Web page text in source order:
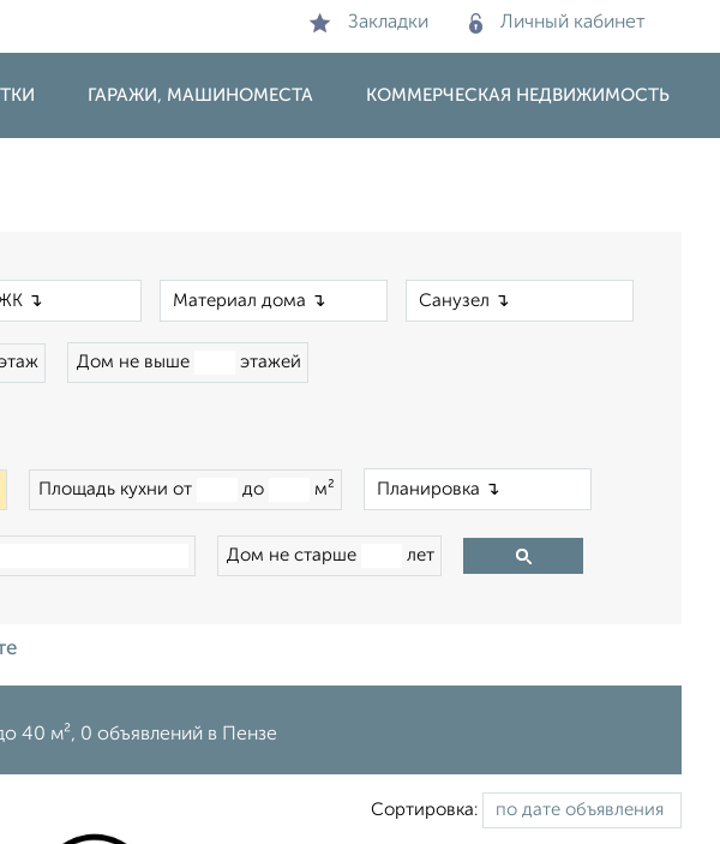
Закладки Личный кабинет
ГАРАЖИ, МАШИНОМЕСТА КОММЕРЧЕСКАЯ НЕДВИЖИМОСТЬ
Дом не выше этажей
Площадь кухни от до м²
Дом не старше лет
40 м², 0 объявлений в Пензе
Сортировка: